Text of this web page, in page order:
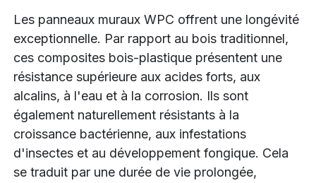
Les panneaux muraux WPC offrent une longévité
exceptionnelle. Par rapport au bois traditionnel,
ces composites bois-plastique présentent une
résistance supérieure aux acides forts, aux
alcalins, à l'eau et à la corrosion. Ils sont
également naturellement résistants à la
croissance bactérienne, aux infestations
d'insectes et au développement fongique. Cela
se traduit par une durée de vie prolongée,